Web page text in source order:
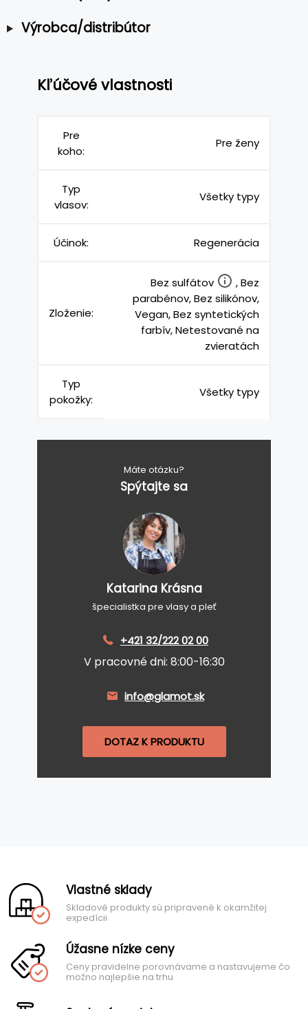
Výrobca/distribútor
Kľúčové vlastnosti
Pre
koho:
Pre ženy
Typ
vlasov:
Všetky typy
Účinok: Regenerácia
Zloženie:
Bez sulfátov
, Bez
parabénov, Bez silikónov,
Vegan, Bez syntetických
farbív, Netestované na
zvieratách
Typ
pokožky:
Všetky typy
Máte otázku?
Spýtajte sa
Katarina Krásna
špecialistka pre vlasy a pleť
+421 32/222 02 00
V pracovné dni: 8:00-16:30
info@glamot.sk
DOTAZ K PRODUKTU
Vlastné sklady
Skladové produkty sú pripravené k okamžitej
expedícii
Úžasne nízke ceny
Ceny pravidelne porovnávame a nastavujeme čo
možno najlepšie na trhu